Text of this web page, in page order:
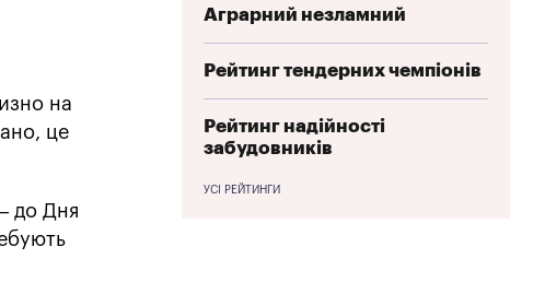
на
це
до Дня
Аграрний незламний
Рейтинг тендерних чемпіонів
Рейтинг надійності
забудовників
УСІ РЕЙТИНГИ